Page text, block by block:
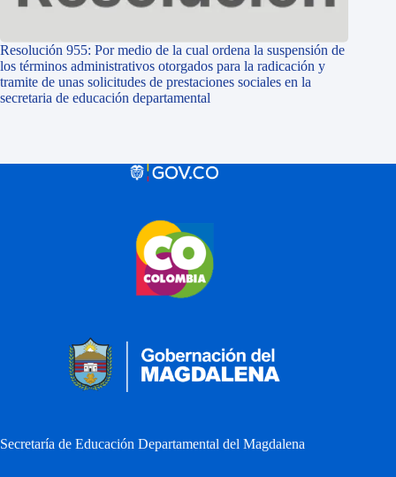
Resolución 955: Por medio de la cual ordena la suspensión de
los términos administrativos otorgados para la radicación y
tramite de unas solicitudes de prestaciones sociales en la
secretaria de educación departamental
Secretaría de Educación Departamental del Magdalena